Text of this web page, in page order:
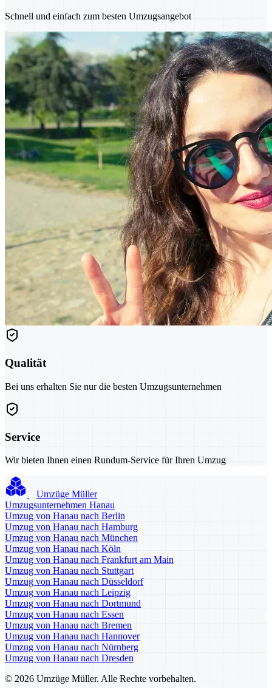
Schnell und einfach zum besten Umzugsangebot
Qualität
Bei uns erhalten Sie nur die besten Umzugsunternehmen
Service
Wir bieten Ihnen einen Rundum-Service für Ihren Umzug
Umzüge Müller
Umzugsunternehmen Hanau
Umzug von Hanau nach Berlin
Umzug von Hanau nach Hamburg
Umzug von Hanau nach München
Umzug von Hanau nach Köln
Umzug von Hanau nach Frankfurt am Main
Umzug von Hanau nach Stuttgart
Umzug von Hanau nach Düsseldorf
Umzug von Hanau nach Leipzig
Umzug von Hanau nach Dortmund
Umzug von Hanau nach Essen
Umzug von Hanau nach Bremen
Umzug von Hanau nach Hannover
Umzug von Hanau nach Nürnberg
Umzug von Hanau nach Dresden
© 2026 Umzüge Müller. Alle Rechte vorbehalten.